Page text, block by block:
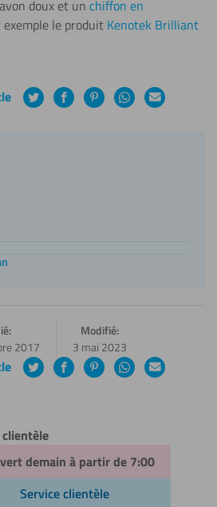
doux et un chiffon en
le produit Kenotek Brilliant
TwitterFacebookPinterestWhatsAppCourrier
2017
Modifié:
3 mai 2023
TwitterFacebookPinterestWhatsAppCourrier
demain à partir de 7:00
Service clientèle